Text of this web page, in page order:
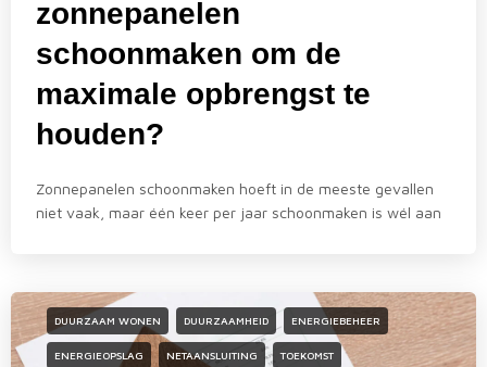
zonnepanelen
schoonmaken om de
maximale opbrengst te
houden?
Zonnepanelen schoonmaken hoeft in de meeste gevallen
niet vaak, maar één keer per jaar schoonmaken is wél aan
DUURZAAM WONEN DUURZAAMHEID ENERGIEBEHEER
ENERGIEOPSLAG NETAANSLUITING TOEKOMST